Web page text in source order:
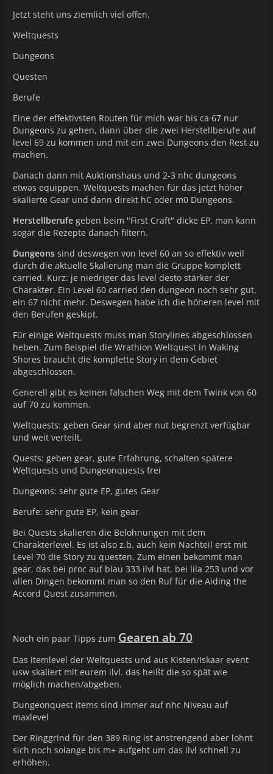
Jetzt steht uns ziemlich viel offen.
Weltquests
Dungeons
Questen
Berufe
Eine der effektivsten Routen für mich war bis ca 67 nur
Dungeons zu gehen, dann über die zwei Herstellberufe auf
level 69 zu kommen und mit ein zwei Dungeons den Rest zu
machen.
Danach dann mit Auktionshaus und 2-3 nhc dungeons
etwas equippen. Weltquests machen für das jetzt höher
skalierte Gear und dann direkt hC oder m0 Dungeons.
Herstellberufe geben beim "First Craft" dicke EP. man kann
sogar die Rezepte danach filtern.
Dungeons sind deswegen von level 60 an so effektiv weil
durch die aktuelle Skalierung man die Gruppe komplett
carried. Kurz: je niedriger das level desto stärker der
Charakter. Ein Level 60 carried den dungeon noch sehr gut,
ein 67 nicht mehr. Deswegen habe ich die höheren level mit
den Berufen geskipt.
Für einige Weltquests muss man Storylines abgeschlossen
heben. Zum Beispiel die Wrathion Weltquest in Waking
Shores braucht die komplette Story in dem Gebiet
abgeschlossen.
Generell gibt es keinen falschen Weg mit dem Twink von 60
auf 70 zu kommen.
Weltquests: geben Gear sind aber nut begrenzt verfügbar
und weit verteilt.
Quests: geben gear, gute Erfahrung, schalten spätere
Weltquests und Dungeonquests frei
Dungeons: sehr gute EP, gutes Gear
Berufe: sehr gute EP, kein gear
Bei Quests skalieren die Belohnungen mit dem
Charakterlevel. Es ist also z.b. auch kein Nachteil erst mit
Level 70 die Story zu questen. Zum einen bekommt man
gear, das bei proc auf blau 333 ilvl hat, bei lila 253 und vor
allen Dingen bekommt man so den Ruf für die Aiding the
Accord Quest zusammen.
Noch ein paar Tipps zum Gearen ab 70
Das itemlevel der Weltquests und aus Kisten/Iskaar event
usw skaliert mit eurem ilvl. das heißt die so spät wie
möglich machen/abgeben.
Dungeonquest items sind immer auf nhc Niveau auf
maxlevel
Der Ringgrind für den 389 Ring ist anstrengend aber lohnt
sich noch solange bis m+ aufgeht um das ilvl schnell zu
erhöhen.